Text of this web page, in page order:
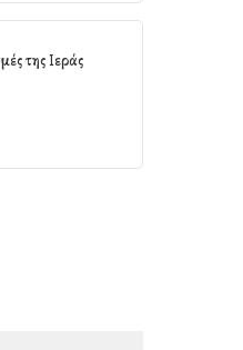
της Ιεράς